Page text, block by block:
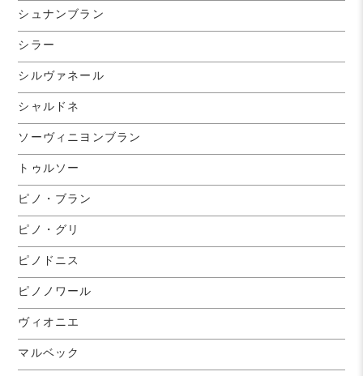
シュナンブラン
シラー
シルヴァネール
シャルドネ
ソーヴィニヨンブラン
トゥルソー
ピノ・ブラン
ピノ・グリ
ピノドニス
ピノノワール
ヴィオニエ
マルベック